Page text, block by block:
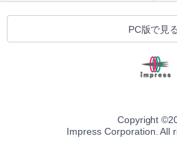
PC版で見る
Copyright ©
Impress Corporation. All